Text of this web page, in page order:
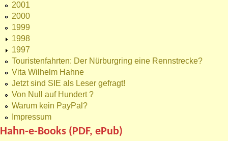
2001
2000
1999
1998
1997
Touristenfahrten: Der Nürburgring eine Rennstrecke?
Vita Wilhelm Hahne
Jetzt sind SIE als Leser gefragt!
Von Null auf Hundert ?
Warum kein PayPal?
Impressum
Hahn-e-Books (PDF, ePub)